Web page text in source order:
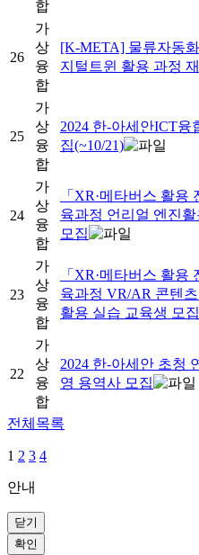
합
26
가
상
융
합
[K-META] 물류자동
지털트윈 활용 과정
25
가
상
융
합
2024 한-아세안ICT융
집(~10/21)
24
가
상
융
합
「XR·메타버스 활용
육과정 언리얼 엔진
모집
23
가
상
융
합
「XR·메타버스 활용
육과정 VR/AR 콘텐
활용 실습 교육생 모집
22
가
상
융
합
2024 한-아세안 초청
영 용역사 모집
전체목록
1 2 3 4
안내
닫기
확인